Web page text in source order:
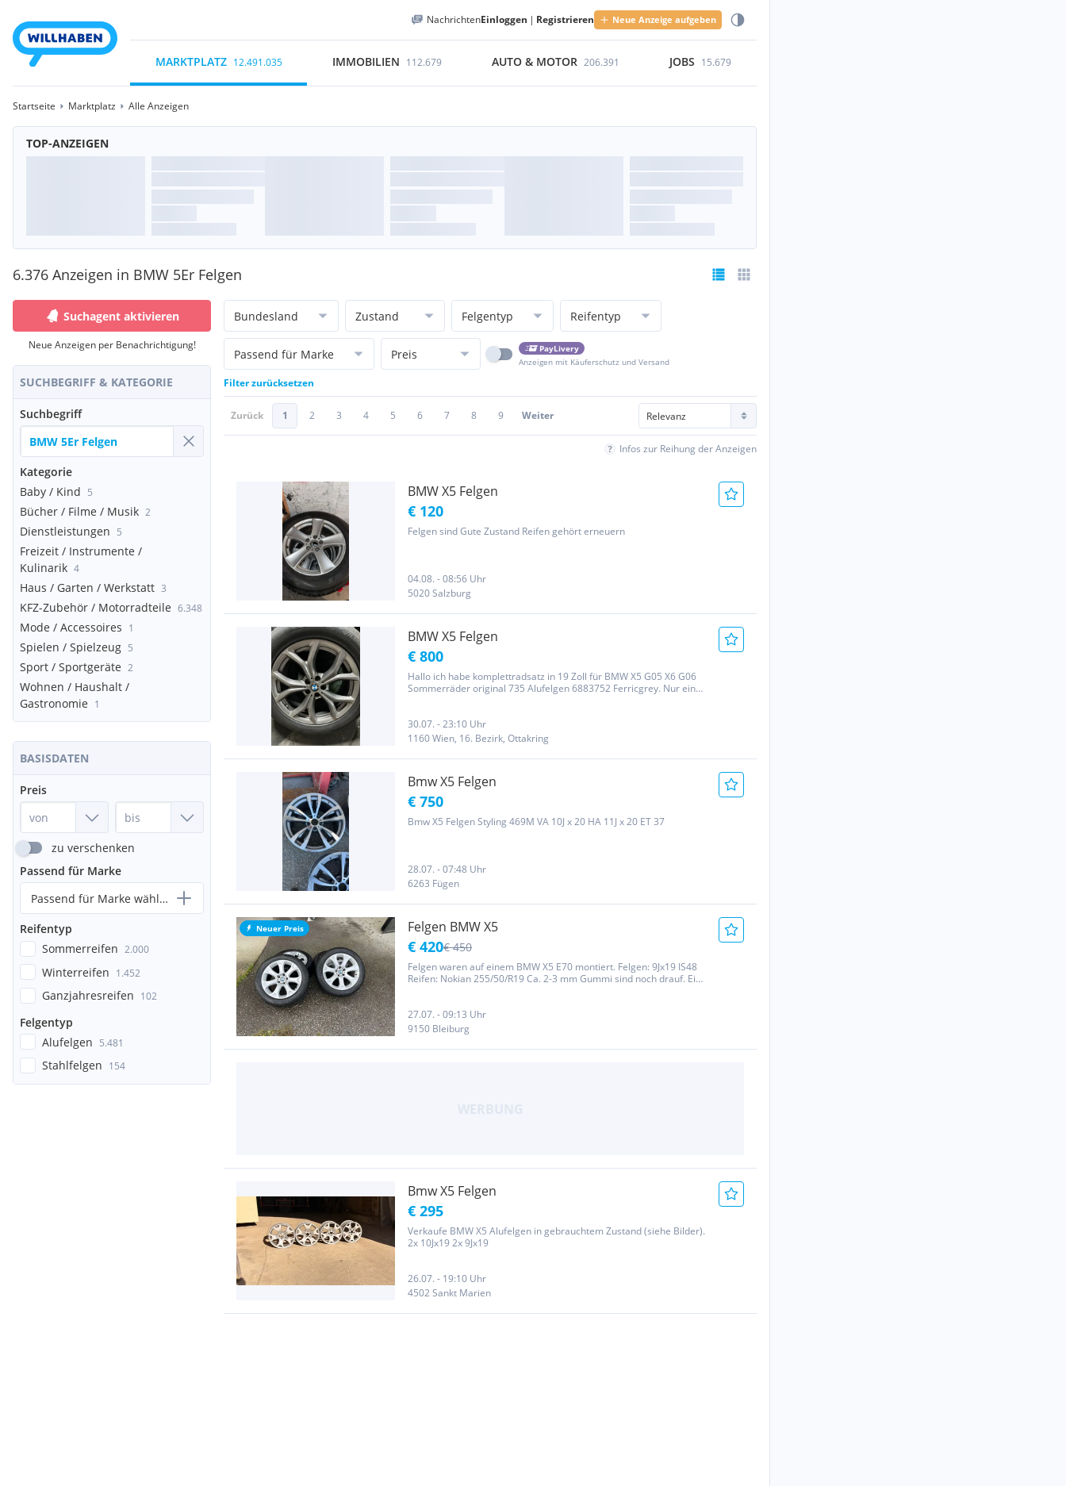
NachrichtenEinloggen | Registrieren Neue Anzeige aufgeben
MARKTPLATZ 12.491.035 IMMOBILIEN 112.679 AUTO & MOTOR 206.391 JOBS 15.679
Startseite Marktplatz Alle Anzeigen
TOP-ANZEIGEN
6.376 Anzeigen in BMW 5Er Felgen
Suchagent aktivieren
Neue Anzeigen per Benachrichtigung!
SUCHBEGRIFF & KATEGORIE
Suchbegriff
Kategorie
Baby / Kind 5
Bücher / Filme / Musik 2
Dienstleistungen 5
Freizeit / Instrumente /
Kulinarik 4
Haus / Garten / Werkstatt 3
KFZ-Zubehör / Motorradteile 6.348
Mode / Accessoires 1
Spielen / Spielzeug 5
Sport / Sportgeräte 2
Wohnen / Haushalt /
Gastronomie 1
BASISDATEN
Preis
zu verschenken
Passend für Marke
Passend für Marke wählen...
Reifentyp
Sommerreifen 2.000
Winterreifen 1.452
Ganzjahresreifen 102
Felgentyp
Alufelgen 5.481
Stahlfelgen 154
Bundesland Zustand Felgentyp Reifentyp
Passend für Marke Preis
PayLivery
Anzeigen mit Käuferschutz und Versand
Filter zurücksetzen
Zurück 1 2 3 4 5 6 7 8 9 Weiter
Infos zur Reihung der Anzeigen
BMW X5 Felgen
€ 120
Felgen sind Gute Zustand Reifen gehört erneuern
04.08. - 08:56 Uhr
5020 Salzburg
BMW X5 Felgen
€ 800
Hallo ich habe komplettradsatz in 19 Zoll für BMW X5 G05 X6 G06
Sommerräder original 735 Alufelgen 6883752 Ferricgrey. Nur eine
30.07. - 23:10 Uhr
1160 Wien, 16. Bezirk, Ottakring
Bmw X5 Felgen
€ 750
Bmw X5 Felgen Styling 469M VA 10J x 20 HA 11J x 20 ET 37
28.07. - 07:48 Uhr
6263 Fügen
Neuer Preis Felgen BMW X5
€ 420€ 450
Felgen waren auf einem BMW X5 E70 montiert. Felgen: 9Jx19 IS48
Reifen: Nokian 255/50/R19 Ca. 2-3 mm Gummi sind noch drauf. Eine
27.07. - 09:13 Uhr
9150 Bleiburg
Bmw X5 Felgen
€ 295
Verkaufe BMW X5 Alufelgen in gebrauchtem Zustand (siehe Bilder).
2x 10Jx19 2x 9Jx19
26.07. - 19:10 Uhr
4502 Sankt Marien